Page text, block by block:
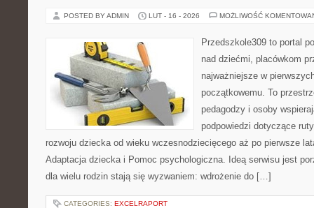
POSTED BY ADMIN LUT - 16 - 2026 MOŻLIWOŚĆ
Przedszkole309 to portal
nad dziećmi, placówkom
najważniejsze w
początkowemu. To
pedagodzy i osoby
podpowiedzi dotyczące
rozwoju dziecka od wieku wczesnodziecięcego aż po pierwsze
Adaptacja dziecka i Pomoc psychologiczna. Ideą serwisu jest
dla wielu rodzin stają się wyzwaniem: wdrożenie do […]
CATEGORIES: EXCELRAPORT